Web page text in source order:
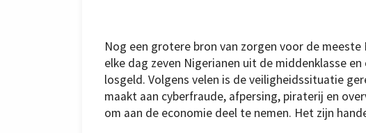
Nog een grotere bron van zorgen voor de
elke dag zeven Nigerianen uit de middenklasse
losgeld. Volgens velen is de veiligheidssituatie
maakt aan cyberfraude, afpersing, piraterij en
om aan de economie deel te nemen. Het zijn